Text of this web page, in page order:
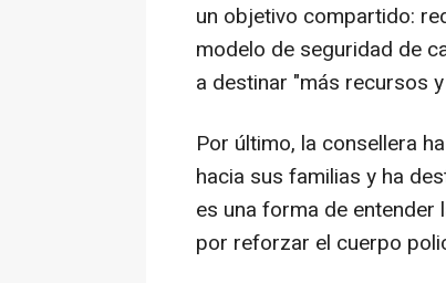
un objetivo compartido:
modelo de seguridad de
a destinar "más recursos
Por último, la consellera
hacia sus familias y ha
es una forma de entender
por reforzar el cuerpo